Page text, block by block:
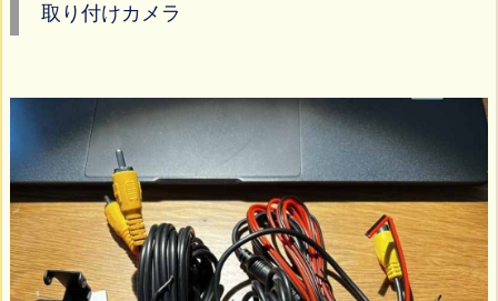
取り付けカメラ